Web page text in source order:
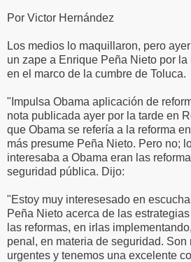
Por Victor Hernández
Los medios lo maquillaron, pero
un zape a Enrique Peña Nieto por
en el marco de la cumbre de Toluca.
"Impulsa Obama aplicación de
nota publicada ayer por la tarde en
que Obama se refería a la reforma
más presume Peña Nieto. Pero no;
interesaba a Obama eran las
seguridad pública. Dijo:
"Estoy muy interesesado en
Peña Nieto acerca de las
las reformas, en irlas
penal, en materia de seguridad. Son
urgentes y tenemos una excelente